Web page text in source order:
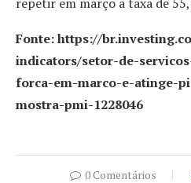
Fonte: https://
indicators/setor-de-
forca-em-marco-e-atinge-
mostra-pmi-1228046
0 Comentários